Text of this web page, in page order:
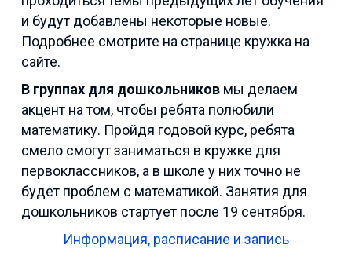
и будут добавлены некоторые новые.
Подробнее смотрите на странице кружка на
сайте.
В группах для дошкольников мы делаем
акцент на том, чтобы ребята полюбили
математику. Пройдя годовой курс, ребята
смело смогут заниматься в кружке для
первоклассников, а в школе у них точно не
будет проблем с математикой. Занятия для
дошкольников стартует после 19 сентября.
Информация, расписание и запись